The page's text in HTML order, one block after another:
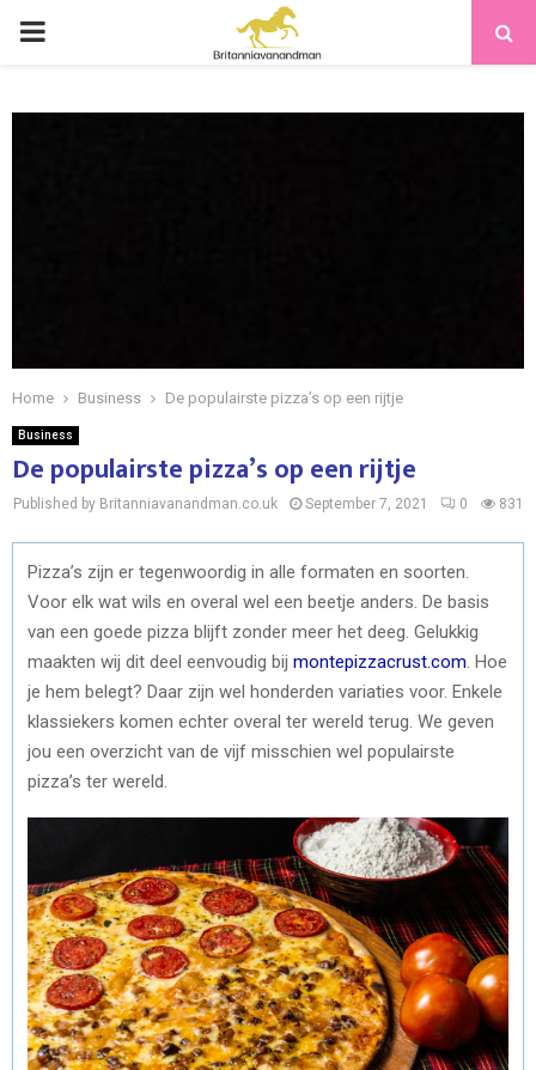
PRIMARY
Home Business De populairste pizza’s op een rijtje
Business
De populairste pizza’s op een rijtje
Published by Britanniavanandman.co.uk September 7, 2021 0 831
Pizza’s zijn er tegenwoordig in alle formaten en soorten.
Voor elk wat wils en overal wel een beetje anders. De basis
van een goede pizza blijft zonder meer het deeg. Gelukkig
maakten wij dit deel eenvoudig bij montepizzacrust.com . Hoe
je hem belegt? Daar zijn wel honderden variaties voor. Enkele
klassiekers komen echter overal ter wereld terug. We geven
jou een overzicht van de vijf misschien wel populairste
pizza’s ter wereld.